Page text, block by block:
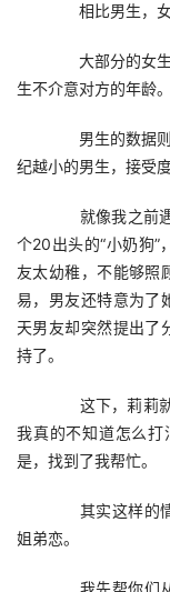
相比男生，女
大部分的女生
生不介意对方的年龄。
男生的数据则
纪越小的男生，接受度
就像我之前遇
个20出头的“小奶狗”
友太幼稚，不能够照
易，男友还特意为了
天男友却突然提出了
持了。
这下，莉莉就
我真的不知道怎么打
是，找到了我帮忙。
其实这样的情
姐弟恋。
我先帮你们从